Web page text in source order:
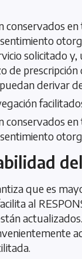
conservados
solicitado y,
de prescripción
derivar
conservados
que es
al